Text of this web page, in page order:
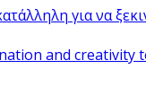
για να
and creativity